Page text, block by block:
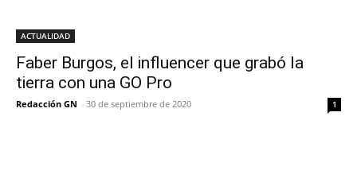
ACTUALIDAD
Faber Burgos, el influencer que grabó la
tierra con una GO Pro
Redacción GN - 30 de septiembre de 2020 1